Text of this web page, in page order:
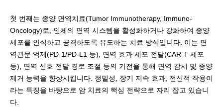
첫 번째는 종양 면역치료(Tumor Immunotherapy, Immuno-
Oncology)로, 인체의 면역 시스템을 활성화하거나 강화하여 종양
세포를 인식하고 공격하도록 유도하는 치료 방식입니다. 이는 면
역관문 억제(PD-1/PD-L1 등), 면역 효과 세포 전달(CAR-T 세포
등), 면역 신호 전달 경로 조절 등의 기전을 통해 면역 감시 및 종양
제거 능력을 향상시킵니다. 정밀성, 장기 지속 효과, 전신적 작용이
라는 특징을 바탕으로 암 치료의 핵심 전략으로 자리 잡고 있습니
다.